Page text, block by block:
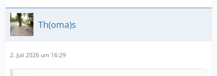
Th(oma)s
2. Juli 2026 um 16:29